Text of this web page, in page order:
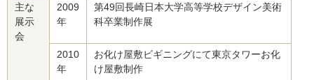
主な
展示
会
2009
年
第49回長崎日本大学高等学校デザイン美術
科卒業制作展
2010
年
お化け屋敷ビギニングにて東京タワーお化
け屋敷制作